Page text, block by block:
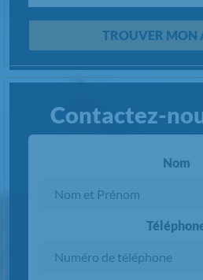
TROUVER MON
Contactez-
Nom